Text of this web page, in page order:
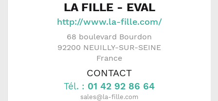
LA FILLE - EVAL
http://www.la-fille.com/
68 boulevard Bourdon
92200 NEUILLY-SUR-SEINE
France
CONTACT
Tél. : 01 42 92 86 64
sales@la-fille.com